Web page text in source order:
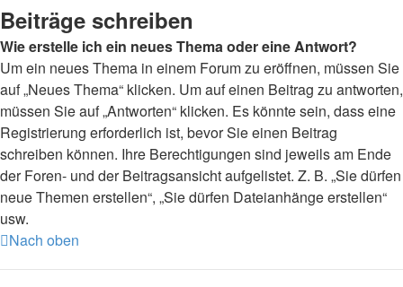
Beiträge schreiben
Wie erstelle ich ein neues Thema oder eine Antwort?
Um ein neues Thema in einem Forum zu eröffnen, müssen Sie
auf „Neues Thema“ klicken. Um auf einen Beitrag zu antworten,
müssen Sie auf „Antworten“ klicken. Es könnte sein, dass eine
Registrierung erforderlich ist, bevor Sie einen Beitrag
schreiben können. Ihre Berechtigungen sind jeweils am Ende
der Foren- und der Beitragsansicht aufgelistet. Z. B. „Sie dürfen
neue Themen erstellen“, „Sie dürfen Dateianhänge erstellen“
usw.
Nach oben